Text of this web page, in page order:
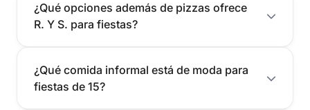
¿Qué opciones además de pizzas ofrece
R. Y S. para fiestas?
¿Qué comida informal está de moda para
fiestas de 15?